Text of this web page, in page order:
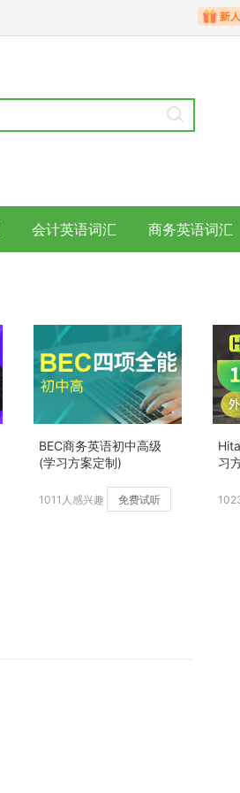
会计英语词汇 商务英语词汇
BEC商务英语初中高级
(学习方案定制)
1011人感兴趣 免费试听
习